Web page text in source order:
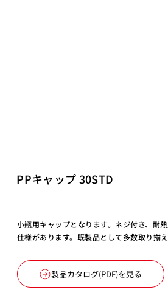
PPキャップ 30STD
製品カタログ(PDF)を見る
小瓶用キャップとなります。ネジ付き、耐
仕様があります。既製品として多数取り揃え